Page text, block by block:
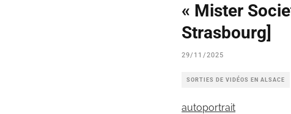
« Mister
Strasbourg]
29/11/2025
SORTIES DE VIDÉOS EN ALSACE
autoportrait